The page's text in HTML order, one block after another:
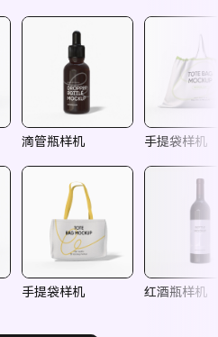
滴管瓶样机 手提袋样机
手提袋样机 红酒瓶样机